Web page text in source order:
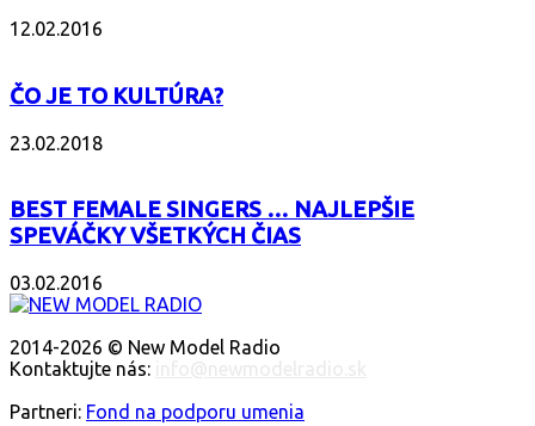
12.02.2016
ČO JE TO KULTÚRA?
23.02.2018
BEST FEMALE SINGERS … NAJLEPŠIE
SPEVÁČKY VŠETKÝCH ČIAS
03.02.2016
2014-2026 © New Model Radio
Kontaktujte nás:
Partneri: Fond na podporu umenia